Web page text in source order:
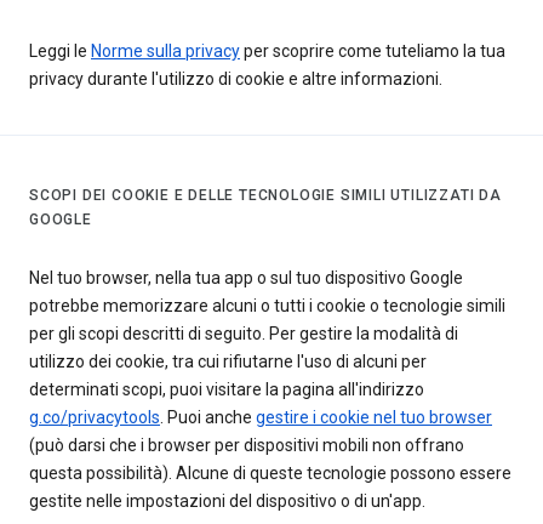
Leggi le Norme sulla privacyper scoprire come tuteliamo la tua
privacy durante l'utilizzo di cookie e altre informazioni.
SCOPI DEI COOKIE E DELLE TECNOLOGIE SIMILI UTILIZZATI DA
GOOGLE
Nel tuo browser, nella tua app o sul tuo dispositivo Google
potrebbe memorizzare alcuni o tutti i cookie o tecnologie simili
per gli scopi descritti di seguito. Per gestire la modalità di
utilizzo dei cookie, tra cui rifiutarne l'uso di alcuni per
determinati scopi, puoi visitare la pagina all'indirizzo
g.co/privacytools. Puoi anche gestire i cookie nel tuo browser
(può darsi che i browser per dispositivi mobili non offrano
questa possibilità). Alcune di queste tecnologie possono essere
gestite nelle impostazioni del dispositivo o di un'app.